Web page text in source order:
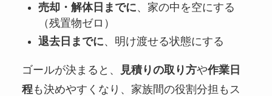
売却・解体日までに、家の中を空にする
（残置物ゼロ）
退去日までに、明け渡せる状態にする
ゴールが決まると、 見積りの取り方や作業日
程も決めやすくなり、家族間の役割分担もス